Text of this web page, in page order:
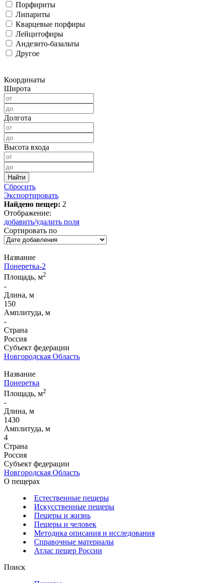
Порфириты
Липариты
Кварцевые порфиры
Лейцитофиры
Андезито-базальты
Другое
Координаты
Широта
Долгота
Высота входа
Сбросить
Экспортировать
Найдено пещер: 2
Отображение:
добавить/удалить поля
Сортировать по
Название
Понеретка-2
Площадь, м2
-
Длина, м
150
Амплитуда, м
-
Страна
Россия
Субъект федерации
Новгородская Область
Название
Понеретка
Площадь, м2
-
Длина, м
1430
Амплитуда, м
4
Страна
Россия
Субъект федерации
Новгородская Область
О пещерах
Естественные пещеры
Искусственные пещеры
Пещеры и жизнь
Пещеры и человек
Методика описания и исследования
Справочные материалы
Атлас пещер России
Поиск